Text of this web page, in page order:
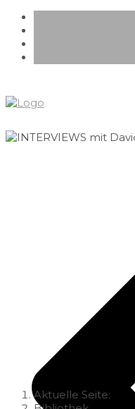
Aktuelle Seite: